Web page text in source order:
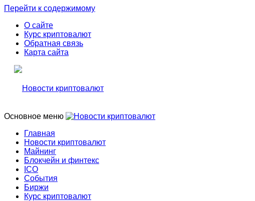
Перейти к содержимому
О сайте
Курс криптовалют
Обратная связь
Карта сайта
Новости криптовалют
Основное меню
Новости криптовалют
Главная
Новости криптовалют
Майнинг
Блокчейн и финтекс
ICO
События
Биржи
Курс криптовалют